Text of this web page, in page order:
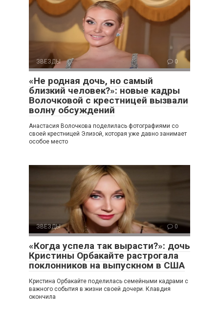
ЗВЕЗДЫ 0
«Не родная дочь, но самый
близкий человек?»: новые кадры
Волочковой с крестницей вызвали
волну обсуждений
Анастасия Волочкова поделилась фотографиями со
своей крестницей Элизой, которая уже давно занимает
особое место
ЗВЕЗДЫ 0
«Когда успела так вырасти?»: дочь
Кристины Орбакайте растрогала
поклонников на выпускном в США
Кристина Орбакайте поделилась семейными кадрами с
важного события в жизни своей дочери. Клавдия
окончила